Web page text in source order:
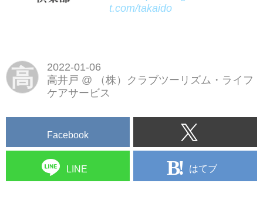
t.com/takaido
高
2022-01-06
高井戸 @
（株）クラブツーリズム・ライフ
ケアサービス
Facebook
LINE はてブ